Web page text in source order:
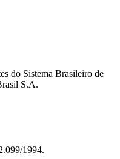
do Sistema Brasileiro de
S.A.
1994.